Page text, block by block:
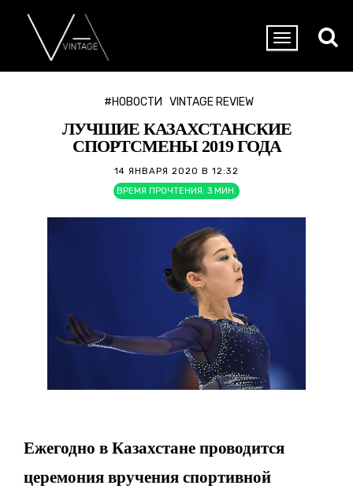
#НОВОСТИ VINTAGE REVIEW
ЛУЧШИЕ КАЗАХСТАНСКИЕ
СПОРТСМЕНЫ 2019 ГОДА
14 ЯНВАРЯ 2020 В 12:32
ВРЕМЯ ПРОЧТЕНИЯ: 3 МИН.
Ежегодно в Казахстане проводится
церемония вручения спортивной